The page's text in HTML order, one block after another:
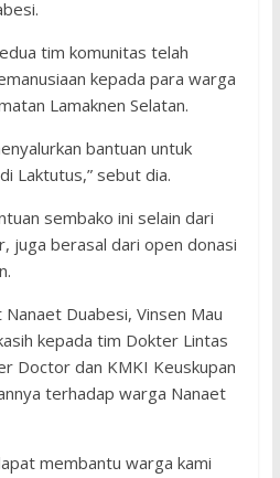
tim komunitas telah
kepada para warga
Lamaknen Selatan.
bantuan untuk
Laktutus,” sebut dia.
sembako ini selain dari
juga berasal dari open donasi
Duabesi, Vinsen Mau
kepada tim Dokter Lintas
Doctor dan KMKI Keuskupan
terhadap warga Nanaet
membantu warga kami